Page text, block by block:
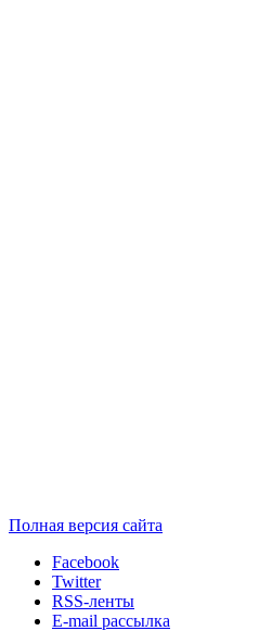
Полная версия сайта
Facebook
Twitter
RSS-ленты
E-mail рассылка